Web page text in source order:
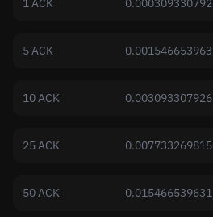
1 ACK
5 ACK
10 ACK
25 ACK
50 ACK